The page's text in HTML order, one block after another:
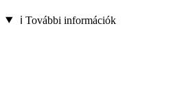
ℹ️ További információk